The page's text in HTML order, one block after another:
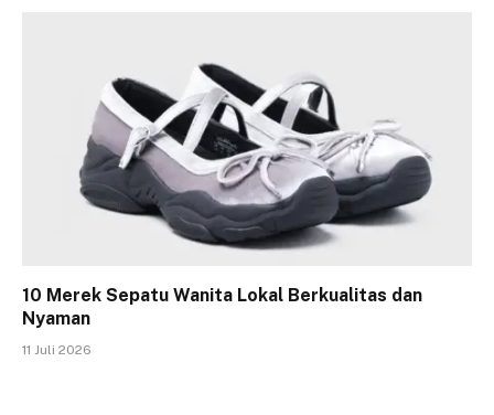
10 Merek Sepatu Wanita Lokal Berkualitas dan
Nyaman
11 Juli 2026